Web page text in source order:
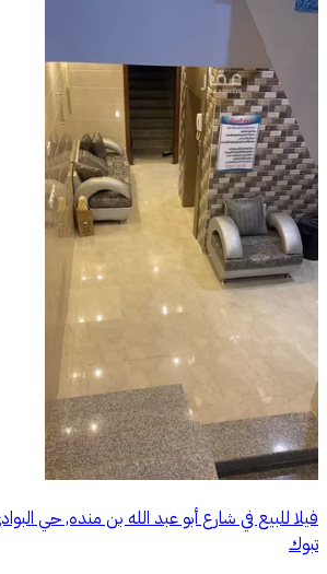
فيلا للبيع في شارع أبو عبد الله بن منده, حي
تبوك